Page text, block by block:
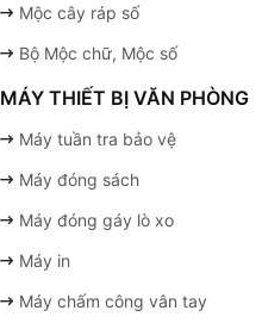
Mộc cây ráp số
Bộ Mộc chữ, Mộc số
MÁY THIẾT BỊ VĂN PHÒNG
Máy tuần tra bảo vệ
Máy đóng sách
Máy đóng gáy lò xo
Máy in
Máy chấm công vân tay